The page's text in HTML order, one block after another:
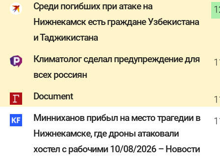
Среди погибших при атаке на
Нижнекамск есть граждане Узбекистана
и Таджикистана
Климатолог сделал предупреждение для
всех россиян
Document
Минниханов прибыл на место трагедии в
Нижнекамске, где дроны атаковали
хостел с рабочими 10/08/2026 – Новости